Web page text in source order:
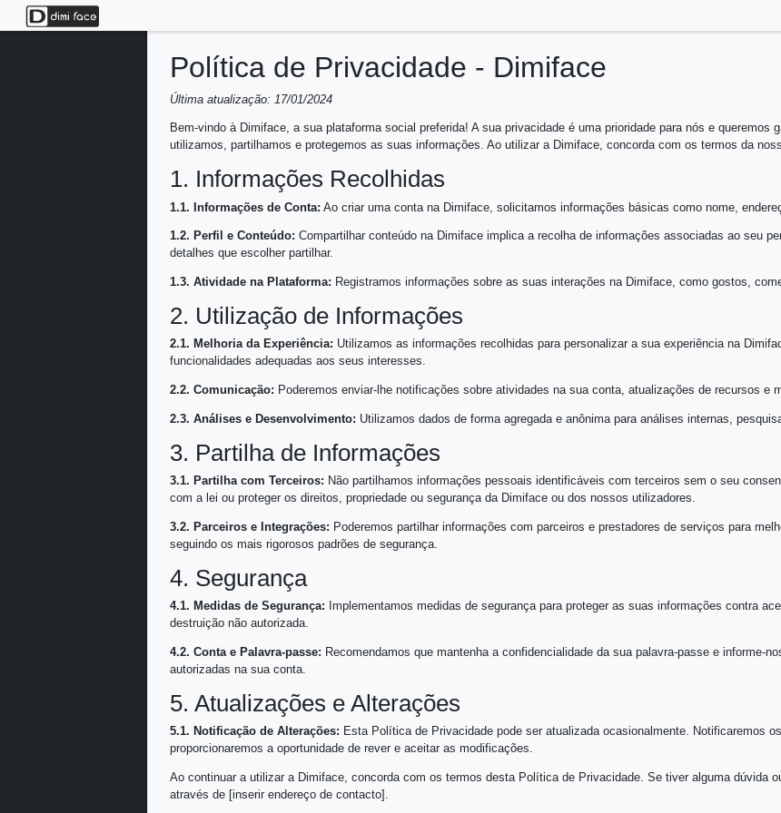
Política de Privacidade - Dimiface
Última atualização: 17/01/2024
utilizamos, partilhamos e protegemos as suas informações. Ao utilizar a Dimiface,
1. Informações Recolhidas
1.1. Informações de Conta:
detalhes que escolher partilhar.
1.3. Atividade na Plataforma:Registramos informações sobre as suas interações
2. Utilização de Informações
Utilizamos as informações recolhidas para
funcionalidades adequadas aos seus interesses.
2.2. Comunicação:Poderemos enviar-lhe notificações sobre atividades na sua
2.3. Análises e Desenvolvimento:Utilizamos dados de forma agregada e anônima
3. Partilha de Informações
3.1. Partilha com Terceiros:Não partilhamos informações pessoais identificáveis
com a lei ou proteger os direitos, propriedade ou segurança da Dimiface ou dos
3.2. Parceiros e Integrações: Poderemos partilhar informações com parceiros e
4. Segurança
4.1. Medidas de Segurança:Implementamos medidas de segurança para proteger
destruição não autorizada.